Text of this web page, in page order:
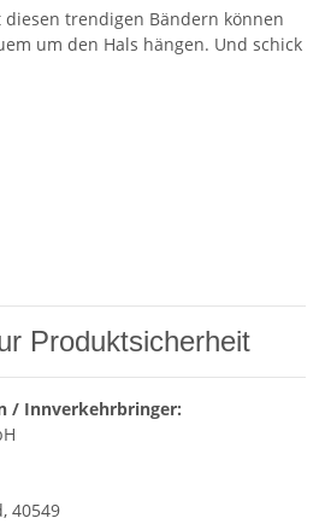
diesen trendigen Bändern können
um den Hals hängen. Und schick
Produktsicherheit
/ Innverkehrbringer:
40549